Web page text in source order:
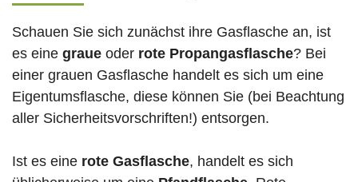
Schauen Sie sich zunächst ihre Gasflasche an, ist
es eine graue oder rote Propangasflasche? Bei
einer grauen Gasflasche handelt es sich um eine
Eigentumsflasche, diese können Sie (bei Beachtung
aller Sicherheitsvorschriften!) entsorgen.
Ist es eine rote Gasflasche, handelt es sich